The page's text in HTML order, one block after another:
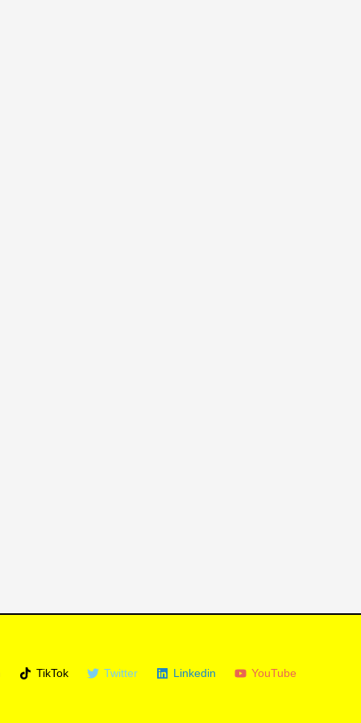
TikTok Twitter Linkedin YouTube